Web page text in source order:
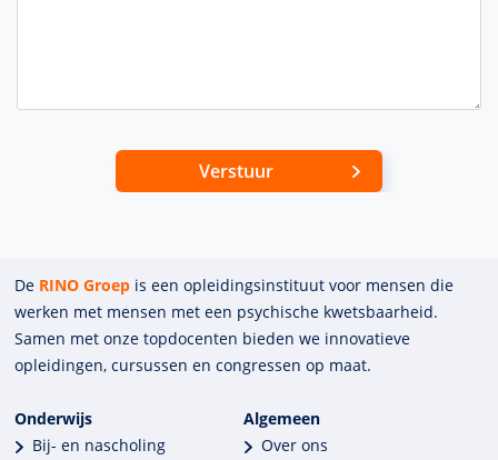
Verstuur
De RINO Groep is een opleidings­insti­tuut voor mensen die
werken met mensen met een psychische kwets­baar­heid.
Samen met onze top­docenten bieden we innova­tieve
opleidingen, cursussen en congres­sen op maat.
Onderwijs
Bij- en nascholing
Algemeen
Over ons